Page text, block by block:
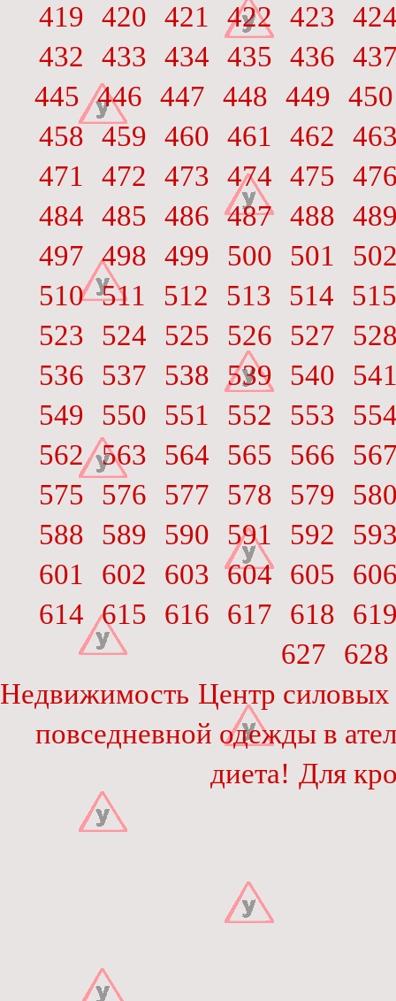
419 420 421 422 423
432
433 434 435 436
445 446 447 448 449 450
458 459 460 461 462
471
472 473 474 475
484 485 486 487 488
497 498 499 500 501
510 511 512 513 514
515
523
524 525 526 527
536
537 538 539 540
549
550 551 552 553
562 563 564 565 566
575
576 577 578 579
588
589 590 591 592
601
602 603 604 605
614 615 616 617 618
627
628
Недвижимость Центр силовых
повседневной одежды в
диета! Для